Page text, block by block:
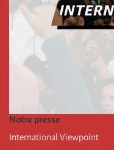
Notre presse
International Viewpoint